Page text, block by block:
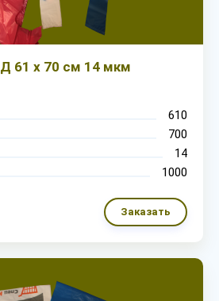
61 х 70 см 14 мкм
610
700
14
1000
Заказать